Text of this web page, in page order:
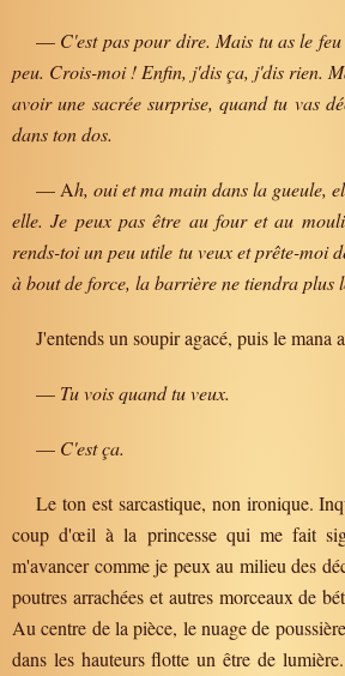
— C'est pas pour dire. Mais tu as le
peu. Crois-moi ! Enfin, j'dis ça, j'dis rien.
avoir une sacrée surprise, quand tu vas
dans ton dos.
— Ah, oui et ma main dans la gueule,
elle. Je peux pas être au four et au
rends-toi un peu utile tu veux et prête-moi
à bout de force, la barrière ne tiendra plus
J'entends un soupir agacé, puis le mana
— Tu vois quand tu veux.
— C'est ça.
Le ton est sarcastique, non ironique.
coup d'œil à la princesse qui me fait
m'avancer comme je peux au milieu des
poutres arrachées et autres morceaux de
Au centre de la pièce, le nuage de
dans les hauteurs flotte un être de